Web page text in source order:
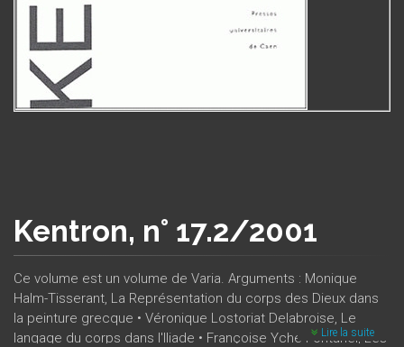
Kentron, n° 17.2/2001
Ce volume est un volume de Varia. Arguments : Monique
Halm-Tisserant, La Représentation du corps des Dieux dans
la peinture grecque • Véronique Lostoriat Delabroise, Le
langage du corps dans l'Iliade • Françoise Yche-Fontanel, Les
Lire la suite